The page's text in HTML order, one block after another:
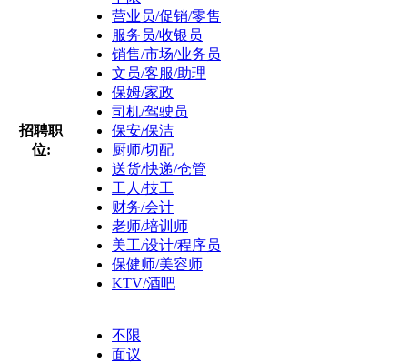
招聘职
位:
营业员/促销/零售
服务员/收银员
销售/市场/业务员
文员/客服/助理
保姆/家政
司机/驾驶员
保安/保洁
厨师/切配
送货/快递/仓管
工人/技工
财务/会计
老师/培训师
美工/设计/程序员
保健师/美容师
KTV/酒吧
不限
面议